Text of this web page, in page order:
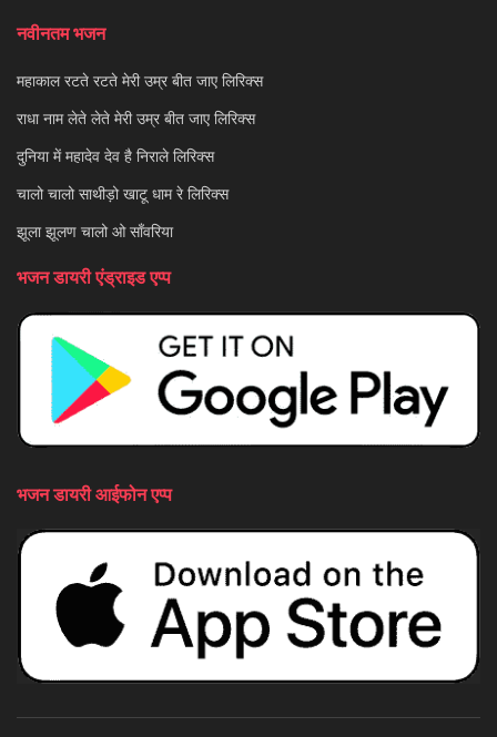
नवीनतम भजन
महाकाल रटते रटते मेरी उम्र बीत जाए लिरिक्स
राधा नाम लेते लेते मेरी उम्र बीत जाए लिरिक्स
दुनिया में महादेव देव है निराले लिरिक्स
चालो चालो साथीड़ो खाटू धाम रे लिरिक्स
झूला झूलण चालो ओ साँवरिया
भजन डायरी एंड्राइड एप्प
भजन डायरी आईफोन एप्प